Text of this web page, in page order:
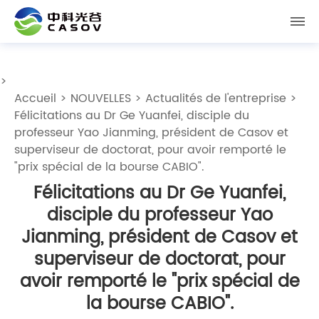
>
Accueil > NOUVELLES > Actualités de l'entreprise >
Félicitations au Dr Ge Yuanfei, disciple du
professeur Yao Jianming, président de Casov et
superviseur de doctorat, pour avoir remporté le
"prix spécial de la bourse CABIO".
Félicitations au Dr Ge Yuanfei,
disciple du professeur Yao
Jianming, président de Casov et
superviseur de doctorat, pour
avoir remporté le "prix spécial de
la bourse CABIO".